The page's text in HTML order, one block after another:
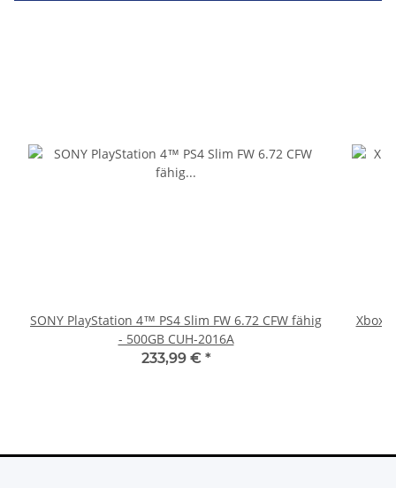
SONY PlayStation 4™ PS4 Slim FW 6.72 CFW fähig
- 500GB CUH-2016A
233,99 € *
Xbox